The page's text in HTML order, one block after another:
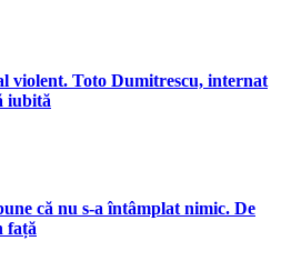
violent. Toto Dumitrescu, internat
iubită
că nu s-a întâmplat nimic. De
față